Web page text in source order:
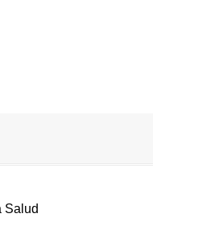
Salud